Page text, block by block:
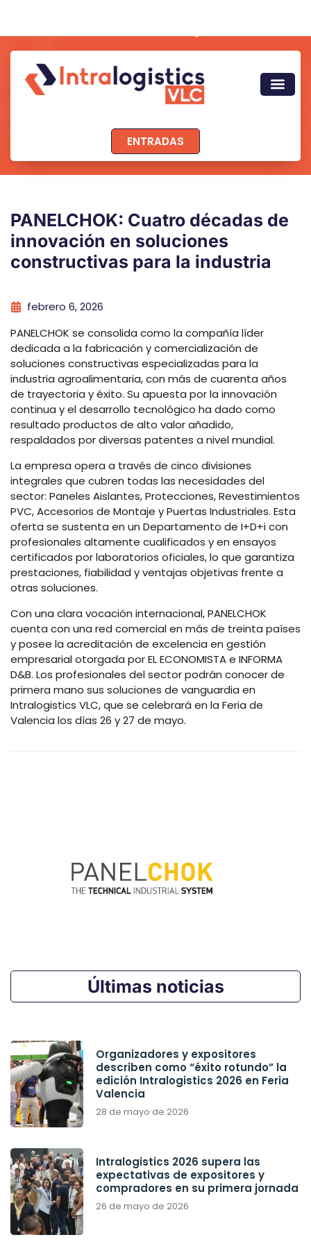
ENTRADAS
PANELCHOK: Cuatro décadas de
innovación en soluciones
constructivas para la industria
febrero 6, 2026
PANELCHOK se consolida como la compañía líder
dedicada a la fabricación y comercialización de
soluciones constructivas especializadas para la
industria agroalimentaria, con más de cuarenta años
de trayectoria y éxito. Su apuesta por la innovación
continua y el desarrollo tecnológico ha dado como
resultado productos de alto valor añadido,
respaldados por diversas patentes a nivel mundial.
La empresa opera a través de cinco divisiones
integrales que cubren todas las necesidades del
sector: Paneles Aislantes, Protecciones, Revestimientos
PVC, Accesorios de Montaje y Puertas Industriales. Esta
oferta se sustenta en un Departamento de I+D+i con
profesionales altamente cualificados y en ensayos
certificados por laboratorios oficiales, lo que garantiza
prestaciones, fiabilidad y ventajas objetivas frente a
otras soluciones.
Con una clara vocación internacional, PANELCHOK
cuenta con una red comercial en más de treinta países
y posee la acreditación de excelencia en gestión
empresarial otorgada por EL ECONOMISTA e INFORMA
D&B. Los profesionales del sector podrán conocer de
primera mano sus soluciones de vanguardia en
Intralogistics VLC, que se celebrará en la Feria de
Valencia los días 26 y 27 de mayo.
Últimas noticias
Organizadores y expositores
describen como “éxito rotundo” la
edición Intralogistics 2026 en Feria
Valencia
28 de mayo de 2026
Intralogistics 2026 supera las
expectativas de expositores y
compradores en su primera jornada
26 de mayo de 2026